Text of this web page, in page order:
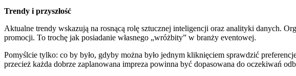
Trendy i przyszłość
Aktualne trendy wskazują na rosnącą rolę sztucznej inteligencji oraz analityki danych.
promocji. To trochę jak posiadanie własnego „wróżbity” w branży eventowej.
Pomyślcie tylko: co by było, gdyby można było jednym kliknięciem sprawdzić
przecież każda dobrze zaplanowana impreza powinna być dopasowana do oczekiwań